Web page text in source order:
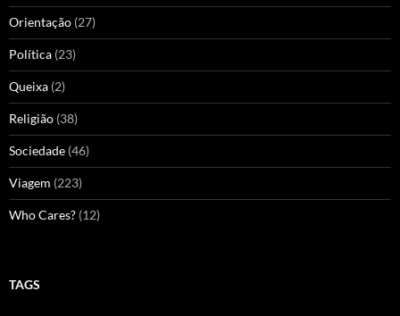
Orientação (27)
Política (23)
Queixa (2)
Religião (38)
Sociedade (46)
Viagem (223)
Who Cares? (12)
TAGS